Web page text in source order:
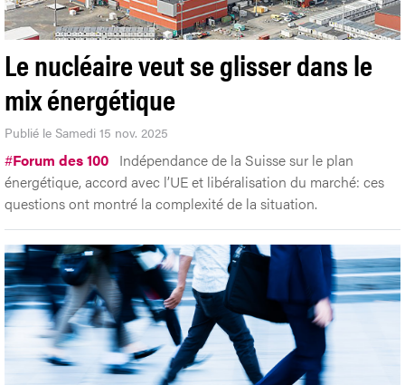
Le nucléaire veut se glisser dans le
mix énergétique
Publié le Samedi 15 nov. 2025
#Forum des 100 Indépendance de la Suisse sur le plan
énergétique, accord avec l’UE et libéralisation du marché: ces
questions ont montré la complexité de la situation.